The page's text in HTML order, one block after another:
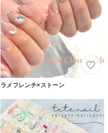
ラメフレンチ×ストーン